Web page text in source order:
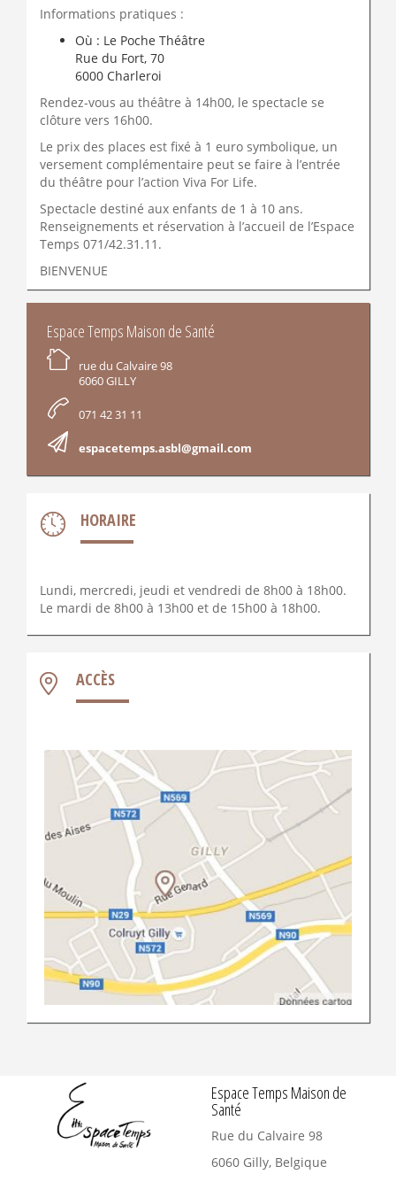
Informations pratiques :
Où : Le Poche Théâtre
Rue du Fort, 70
6000 Charleroi
Rendez-vous au théâtre à 14h00, le spectacle se
clôture vers 16h00.
Le prix des places est fixé à 1 euro symbolique, un
versement complémentaire peut se faire à l’entrée
du théâtre pour l’action Viva For Life.
Spectacle destiné aux enfants de 1 à 10 ans.
Renseignements et réservation à l’accueil de l’Espace
Temps 071/42.31.11.
BIENVENUE
INFORMATIONS
Espace Temps Maison de Santé
rue du Calvaire 98
6060 GILLY
071 42 31 11
espacetemps.asbl@gmail.com
HORAIRE
Lundi, mercredi, jeudi et vendredi de 8h00 à 18h00.
Le mardi de 8h00 à 13h00 et de 15h00 à 18h00.
ACCÈS
Espace Temps Maison de
Santé
Rue du Calvaire 98
6060 Gilly, Belgique